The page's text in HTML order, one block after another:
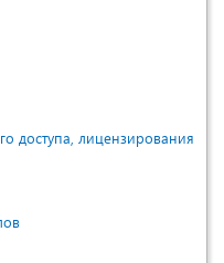
доступа, лицензирования